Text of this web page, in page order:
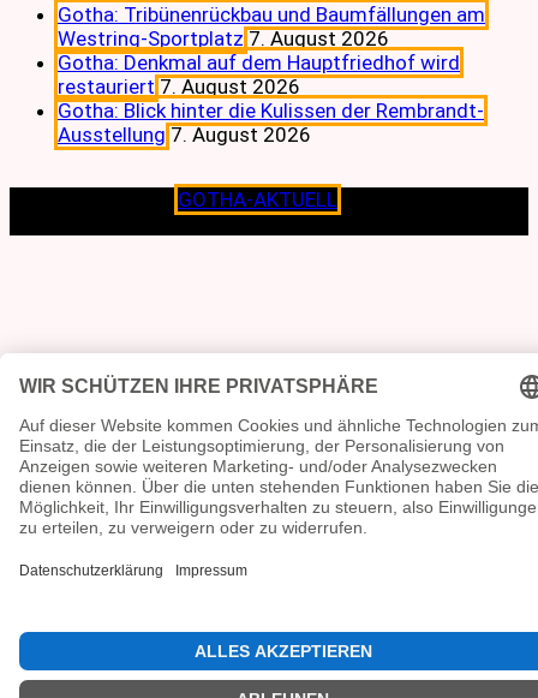
Gotha: Tribünenrückbau und Baumfällungen am
Westring-Sportplatz 7. August 2026
Gotha: Denkmal auf dem Hauptfriedhof wird
restauriert 7. August 2026
Gotha: Blick hinter die Kulissen der Rembrandt-
Ausstellung 7. August 2026
GOTHA-AKTUELL
Lokalen verpflichtet.